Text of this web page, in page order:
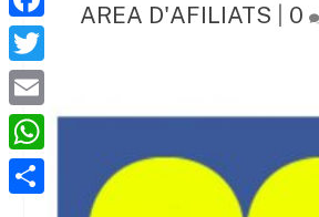
AREA D'AFILIATS
0
F
a
c
e
b
T
w
i
t
E
m
a
W
h